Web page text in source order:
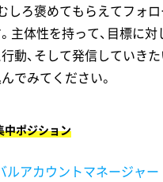
しろ褒めてもらえてフォ
主体性を持って、目標に
動、そして発信していきた
でみてください。
中ポジション
ルアカウントマネージャー